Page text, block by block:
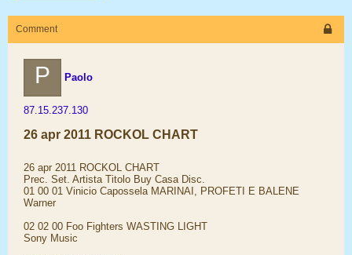
Comment
P Paolo
87.15.237.130
26 apr 2011 ROCKOL CHART
26 apr 2011 ROCKOL CHART
Prec. Set. Artista Titolo Buy Casa Disc.
01 00 01 Vinicio Capossela MARINAI, PROFETI E BALENE
Warner
02 02 00 Foo Fighters WASTING LIGHT
Sony Music